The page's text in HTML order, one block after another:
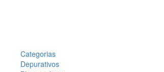
Categorias
Depurativos